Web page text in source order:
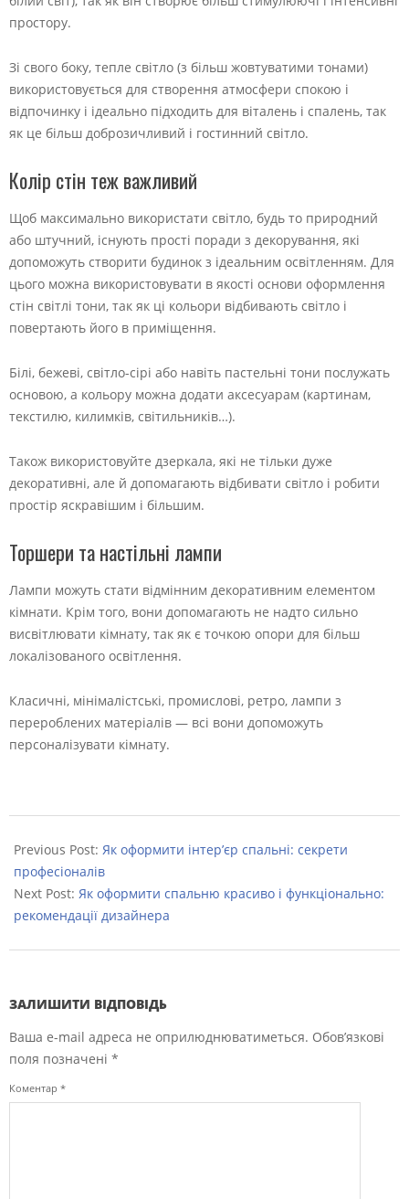
простору.
Зі свого боку, тепле світло (з більш жовтуватими тонами)
використовується для створення атмосфери спокою і
відпочинку і ідеально підходить для віталень і спалень, так
як це більш доброзичливий і гостинний світло.
Колір стін теж важливий
Щоб максимально використати світло, будь то природний
або штучний, існують прості поради з декорування, які
допоможуть створити будинок з ідеальним освітленням. Для
цього можна використовувати в якості основи оформлення
стін світлі тони, так як ці кольори відбивають світло і
повертають його в приміщення.
Білі, бежеві, світло-сірі або навіть пастельні тони послужать
основою, а кольору можна додати аксесуарам (картинам,
текстилю, килимків, світильників…).
Також використовуйте дзеркала, які не тільки дуже
декоративні, але й допомагають відбивати світло і робити
простір яскравішим і більшим.
Торшери та настільні лампи
Лампи можуть стати відмінним декоративним елементом
кімнати. Крім того, вони допомагають не надто сильно
висвітлювати кімнату, так як є точкою опори для більш
локалізованого освітлення.
Класичні, мінімалістські, промислові, ретро, лампи з
перероблених матеріалів — всі вони допоможуть
персоналізувати кімнату.
09-
04
Previous Post: Як оформити інтер’єр спальні: секрети
професіоналів
Next Post: Як оформити спальню красиво і функціонально:
рекомендації дизайнера
ЗАЛИШИТИ ВІДПОВІДЬ
Ваша e-mail адреса не оприлюднюватиметься. Обов’язкові
поля позначені *
Коментар *